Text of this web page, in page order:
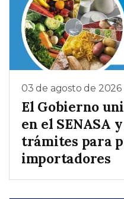
03 de agosto de 2026
El Gobierno
en el SENASA
trámites para
importadores